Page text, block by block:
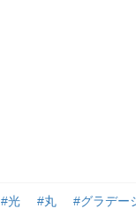
#光 #丸
#グラデー